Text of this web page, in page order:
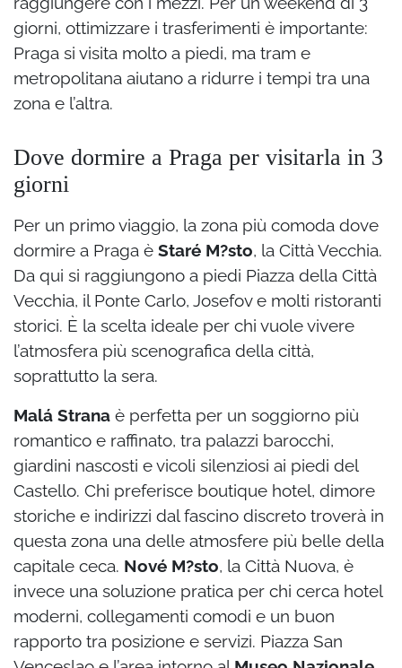
giorni, ottimizzare i trasferimenti è importante:
Praga si visita molto a piedi, ma tram e
metropolitana aiutano a ridurre i tempi tra una
zona e l’altra.
Dove dormire a Praga per visitarla in 3
giorni
Per un primo viaggio, la zona più comoda dove
dormire a Praga è Staré M?sto, la Città Vecchia.
Da qui si raggiungono a piedi Piazza della Città
Vecchia, il Ponte Carlo, Josefov e molti ristoranti
storici. È la scelta ideale per chi vuole vivere
l’atmosfera più scenografica della città,
soprattutto la sera.
Malá Strana è perfetta per un soggiorno più
romantico e raffinato, tra palazzi barocchi,
giardini nascosti e vicoli silenziosi ai piedi del
Castello. Chi preferisce boutique hotel, dimore
storiche e indirizzi dal fascino discreto troverà in
questa zona una delle atmosfere più belle della
capitale ceca. Nové M?sto, la Città Nuova, è
invece una soluzione pratica per chi cerca hotel
moderni, collegamenti comodi e un buon
rapporto tra posizione e servizi. Piazza San